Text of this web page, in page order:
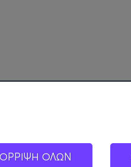
ΟΛΩΝ